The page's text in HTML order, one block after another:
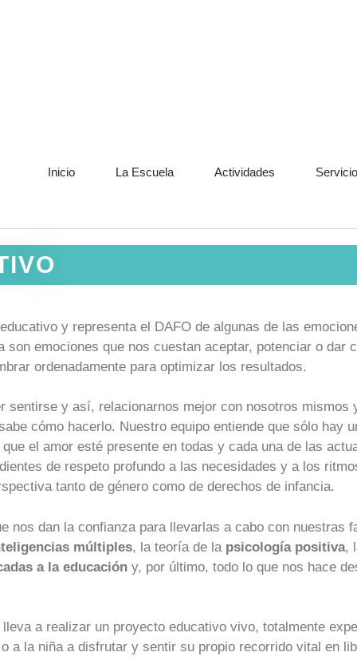
Inicio La Escuela Actividades
y representa el DAFO de algunas de las
emociones que nos cuestan aceptar, potenciar o dar
ordenadamente para optimizar los resultados.
sentirse y así, relacionarnos mejor con nosotros mismos
cómo hacerlo. Nuestro equipo entiende que sólo hay
el amor esté presente en todas y cada una de las
de respeto profundo a las necesidades y a los
tanto de género como de derechos de infancia.
nos dan la confianza para llevarlas a cabo con nuestras
múltiples, la teoría de la psicología positiva,
a la educación y, por último, todo lo que nos hace
a realizar un proyecto educativo vivo, totalmente
a la niña a disfrutar y sentir su propio recorrido vital en